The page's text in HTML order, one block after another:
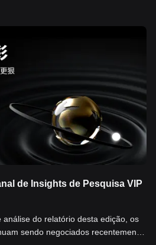
"a maior interrupção de oferta da
dos EUA sob pressão, NAS100
preciosos recuaram, ouro -3,2%,
criptoativos demonstrou resiliência
com BTC +2,0% e ETH +2,8%.
o valor de mercado das
houve retirada sistêmica de fundos.
esses ativos através de mercados
cripto, CFD da Bitget, contratos de
de Insights de Pesquisa VIP
análise do relatório desta edição, os
sendo negociados recentemente